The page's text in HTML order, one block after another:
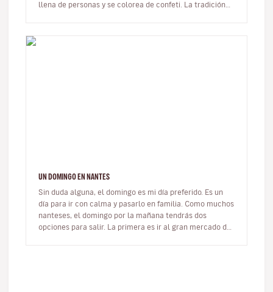
llena de personas y se colorea de confeti. La tradición
UN DOMINGO EN NANTES
Sin duda alguna, el domingo es mi día preferido. Es un
día para ir con calma y pasarlo en familia. Como muchos
nanteses, el domingo por la mañana tendrás dos
opciones para salir. La primera es ir al gran mercado de